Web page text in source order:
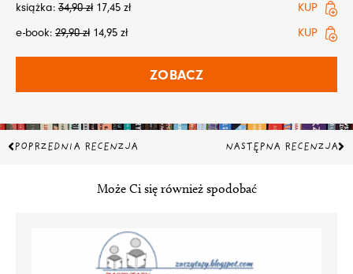
książka: 34,90zł 17,45 zł
KUP
e-book: 29,90zł 14,95 zł KUP
ZOBACZ
Prev
POPRZEDNIA RECENZJA NASTĘPNA RECENZJA
Może Ci się również spodobać